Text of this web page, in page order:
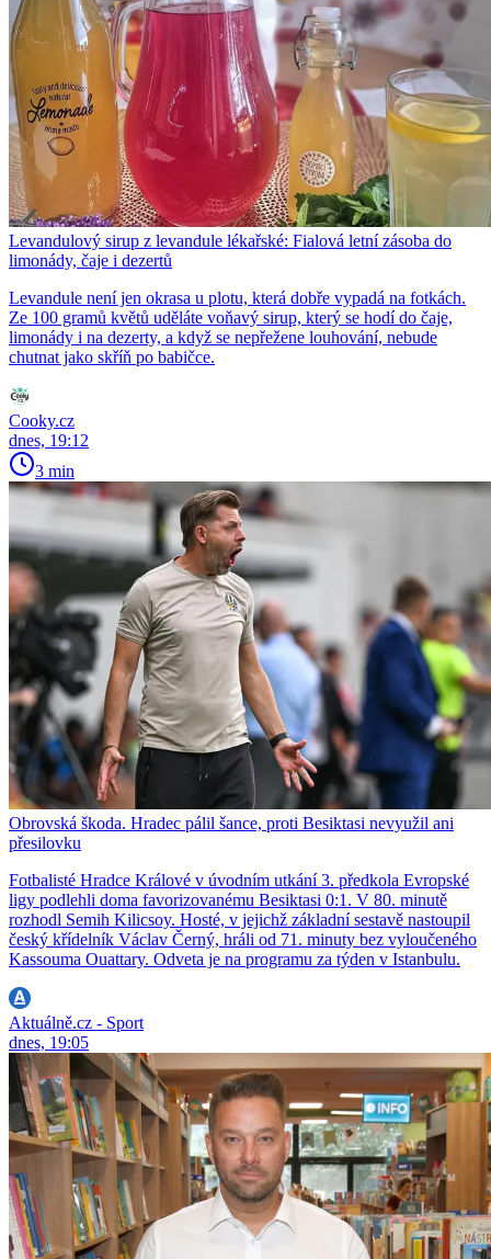
Levandulový sirup z levandule lékařské: Fialová letní zásoba do
limonády, čaje i dezertů
Levandule není jen okrasa u plotu, která dobře vypadá na fotkách.
Ze 100 gramů květů uděláte voňavý sirup, který se hodí do čaje,
limonády i na dezerty, a když se nepřežene louhování, nebude
chutnat jako skříň po babičce.
Cooky.cz
dnes, 19:12
3 min
Obrovská škoda. Hradec pálil šance, proti Besiktasi nevyužil ani
přesilovku
Fotbalisté Hradce Králové v úvodním utkání 3. předkola Evropské
ligy podlehli doma favorizovanému Besiktasi 0:1. V 80. minutě
rozhodl Semih Kilicsoy. Hosté, v jejichž základní sestavě nastoupil
český křídelník Václav Černý, hráli od 71. minuty bez vyloučeného
Kassouma Ouattary. Odveta je na programu za týden v Istanbulu.
Aktuálně.cz - Sport
dnes, 19:05